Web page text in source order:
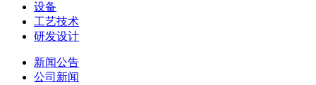
设备
工艺技术
研发设计
新闻公告
公司新闻